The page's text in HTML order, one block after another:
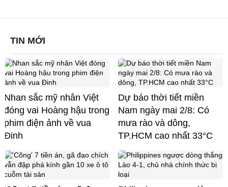
TIN MỚI
Nhan sắc mỹ nhân Việt
đóng vai Hoàng hậu trong
phim điện ảnh về vua
Đinh
Dự báo thời tiết miền
Nam ngày mai 2/8: Có
mưa rào và dông,
TP.HCM cao nhất 33°C